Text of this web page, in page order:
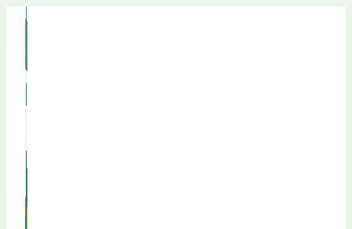
содержимому